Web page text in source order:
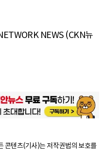
NEWS (CKN뉴
텐츠(기사)는 저작권법의 보호를